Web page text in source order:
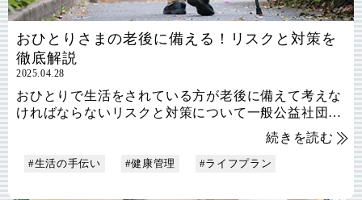
おひとりさまの老後に備える！リスクと対策を
徹底解説
2025.04.28
おひとりで生活をされている方が老後に備えて考えな
ければならないリスクと対策について一般公益社団法
人高齢者生活支援まとめが徹底的に解説します
続きを読む
#生活の手伝い #健康管理 #ライフプラン